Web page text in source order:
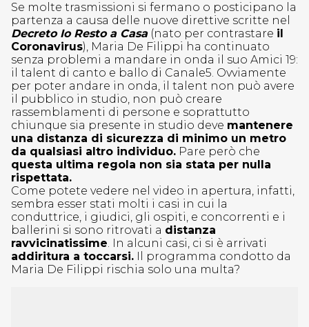
Se molte trasmissioni si fermano o posticipano la
partenza a causa delle nuove direttive scritte nel
Decreto Io Resto a Casa(nato per contrastare il
Coronavirus), Maria De Filippi ha continuato
senza problemi a mandare in onda il suo Amici 19:
il talent di canto e ballo di Canale5. Ovviamente
per poter andare in onda, il talent non può avere
il pubblico in studio, non può creare
rassemblamenti di persone e soprattutto
chiunque sia presente in studio deve mantenere
una distanza di sicurezza di minimo un metro
da qualsiasi altro individuo. Pare però che
questa ultima regola non sia stata per nulla
rispettata.
Come potete vedere nel video in apertura, infatti,
sembra esser stati molti i casi in cui la
conduttrice, i giudici, gli ospiti, e concorrenti e i
ballerini si sono ritrovati a distanza
ravvicinatissime. In alcuni casi, ci si è arrivati
addiritura a toccarsi. Il programma condotto da
Maria De Filippi rischia solo una multa?